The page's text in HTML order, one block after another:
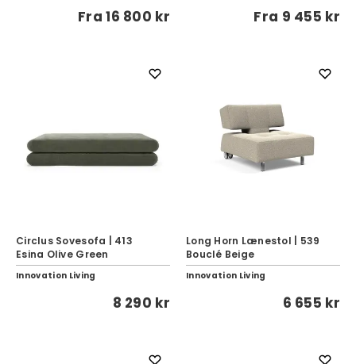
Fra16 800 kr Fra 9 455 kr
Circlus Sovesofa | 413
Esina Olive Green
Innovation Living
8 290 kr
Long Horn Lænestol | 539
Bouclé Beige
Innovation Living
6 655 kr